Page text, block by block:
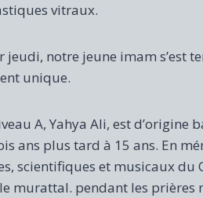
vitraux.
jeudi, notre jeune imam s’est
unique.
A, Yahya Ali, est d’origine
ans plus tard à 15 ans. En
scientifiques et musicaux du
murattal. pendant les